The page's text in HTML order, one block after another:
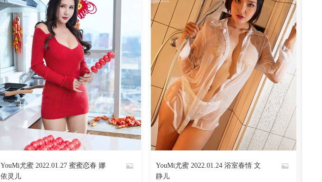
By
YouMi尤蜜 2022.01.27 蜜蜜恋春 娜
依灵儿
By
YouMi尤蜜 2022.01.24 浴室春情 文
静儿